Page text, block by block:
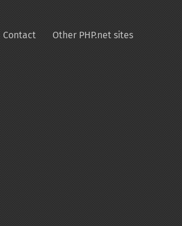
Contact Other PHP.net sites